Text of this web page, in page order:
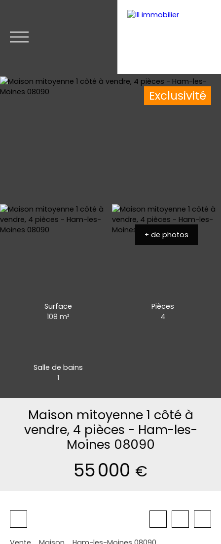
Exclusivité
+ de photos
Surface
108m²
Pièces
4
Salle de bains
1
Maison mitoyenne 1 côté à
vendre, 4 pièces - Ham-les-
Moines 08090
55 000 €